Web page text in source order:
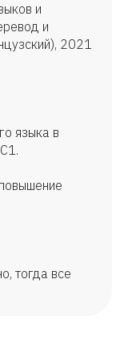
и
и
2021
языка в
тогда все